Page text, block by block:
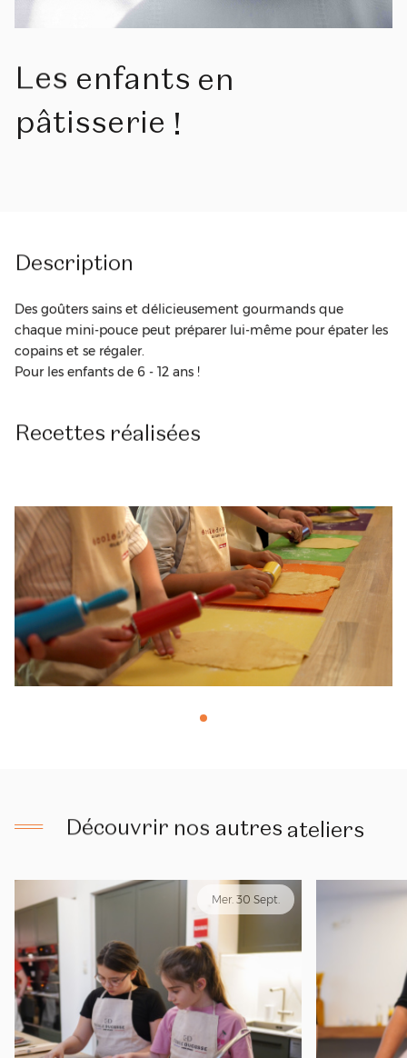
Les enfants en
pâtisserie !
Description
Des goûters sains et délicieusement gourmands que
chaque mini-pouce peut préparer lui-même pour épater les
copains et se régaler.
Pour les enfants de 6 - 12 ans !
Recettes réalisées
Découvrir nos autres ateliers
Mer. 30 Sept.